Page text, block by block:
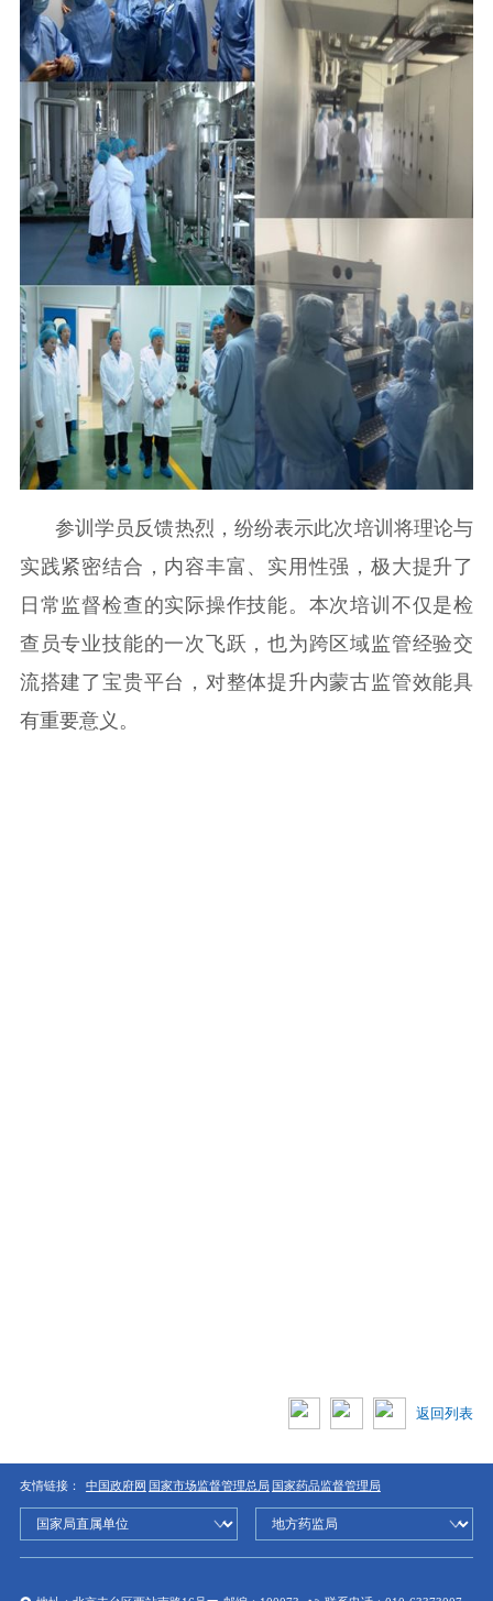
参训学员反馈热烈，纷纷表示此次培训将理论与
实践紧密结合，内容丰富、实用性强，极大提升了
日常监督检查的实际操作技能。本次培训不仅是检
查员专业技能的一次飞跃，也为跨区域监管经验交
流搭建了宝贵平台，对整体提升内蒙古监管效能具
有重要意义。
返回列表
友情链接： 中国政府网 国家市场监督管理总局 国家药品监督管理局